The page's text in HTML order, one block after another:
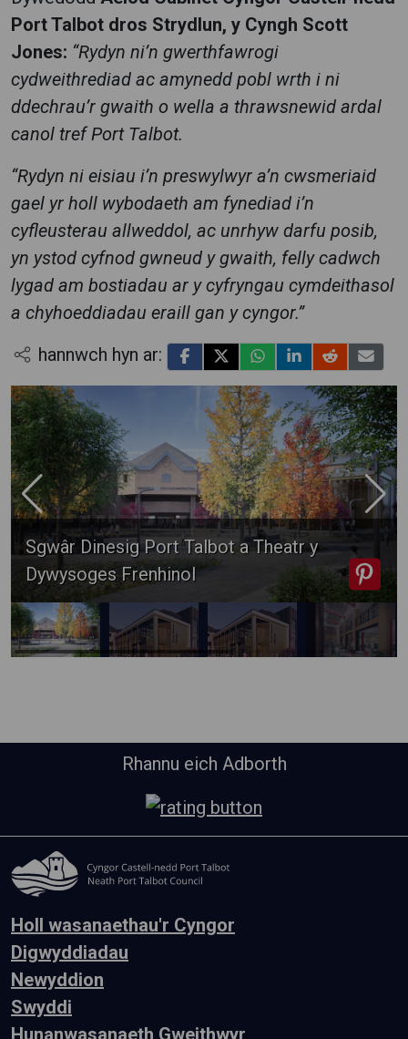
Port Talbot dros Strydlun, y Cyngh Scott
Jones: “Rydyn ni’n gwerthfawrogi
cydweithrediad ac amynedd pobl wrth i ni
ddechrau’r gwaith o wella a thrawsnewid ardal
canol tref Port Talbot.
“Rydyn ni eisiau i’n preswylwyr a’n cwsmeriaid
gael yr holl wybodaeth am fynediad i’n
cyfleusterau allweddol, ac unrhyw darfu posib,
yn ystod cyfnod gwneud y gwaith, felly cadwch
lygad am bostiadau ar y cyfryngau cymdeithasol
a chyhoeddiadau eraill gan y cyngor.”
hannwch hyn ar:
Sgwâr Dinesig Port Talbot a Theatr y
Dywysoges Frenhinol
Rhannu eich Adborth
Holl wasanaethau'r Cyngor
Digwyddiadau
Newyddion
Swyddi
Hunanwasanaeth Gweithwyr